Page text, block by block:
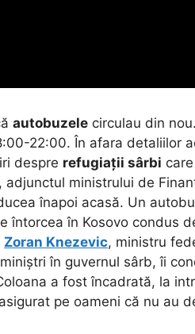
autobuzele circulau din
22:00. În afara detaliilor
despre refugiații sârbi
, adjunctul ministrului de
înapoi acasă. Un
întorcea în Kosovo condus
Zoran Knezevic, ministru
în guvernul sârb, îi
a fost încadrată, la
pe oameni că nu au